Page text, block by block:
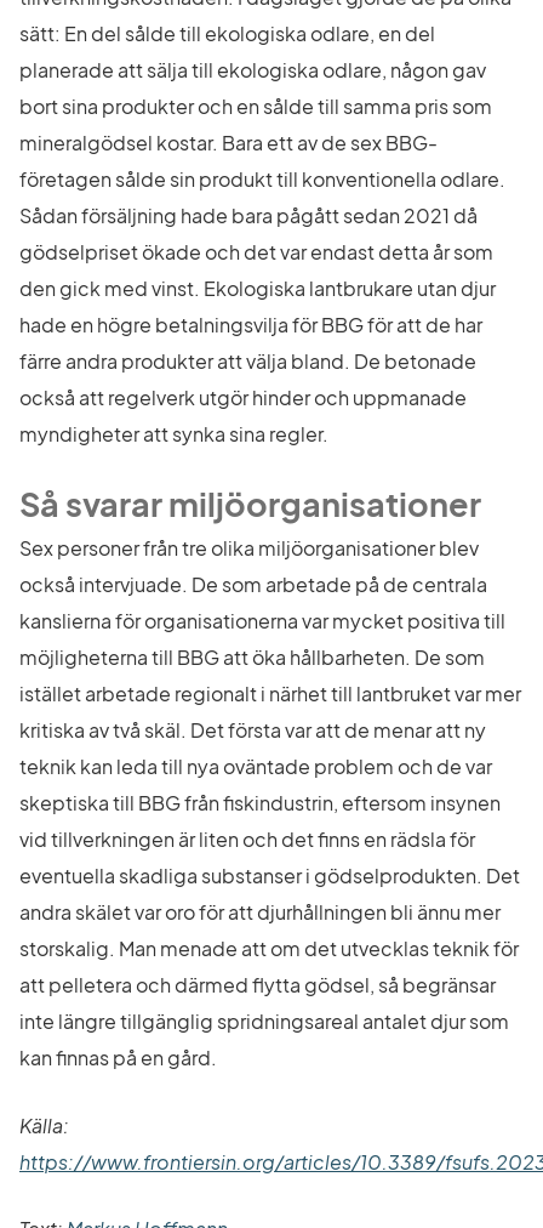
sätt: En del sålde till ekologiska odlare, en del
planerade att sälja till ekologiska odlare, någon gav
bort sina produkter och en sålde till samma pris som
mineralgödsel kostar. Bara ett av de sex BBG-
företagen sålde sin produkt till konventionella odlare.
Sådan försäljning hade bara pågått sedan 2021 då
gödselpriset ökade och det var endast detta år som
den gick med vinst. Ekologiska lantbrukare utan djur
hade en högre betalningsvilja för BBG för att de har
färre andra produkter att välja bland. De betonade
också att regelverk utgör hinder och uppmanade
myndigheter att synka sina regler.
Så svarar miljöorganisationer
Sex personer från tre olika miljöorganisationer blev
också intervjuade. De som arbetade på de centrala
kanslierna för organisationerna var mycket positiva till
möjligheterna till BBG att öka hållbarheten. De som
istället arbetade regionalt i närhet till lantbruket var mer
kritiska av två skäl. Det första var att de menar att ny
teknik kan leda till nya oväntade problem och de var
skeptiska till BBG från fiskindustrin, eftersom insynen
vid tillverkningen är liten och det finns en rädsla för
eventuella skadliga substanser i gödselprodukten. Det
andra skälet var oro för att djurhållningen bli ännu mer
storskalig. Man menade att om det utvecklas teknik för
att pelletera och därmed flytta gödsel, så begränsar
inte längre tillgänglig spridningsareal antalet djur som
kan finnas på en gård.
https://www.frontiersin.org/articles/10.3389/